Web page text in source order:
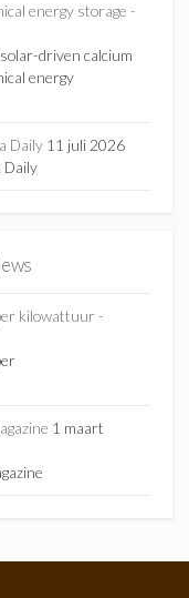
energy storage -
driven calcium
energy
Daily 11 juli 2026
Daily
kilowattuur -
1 maart